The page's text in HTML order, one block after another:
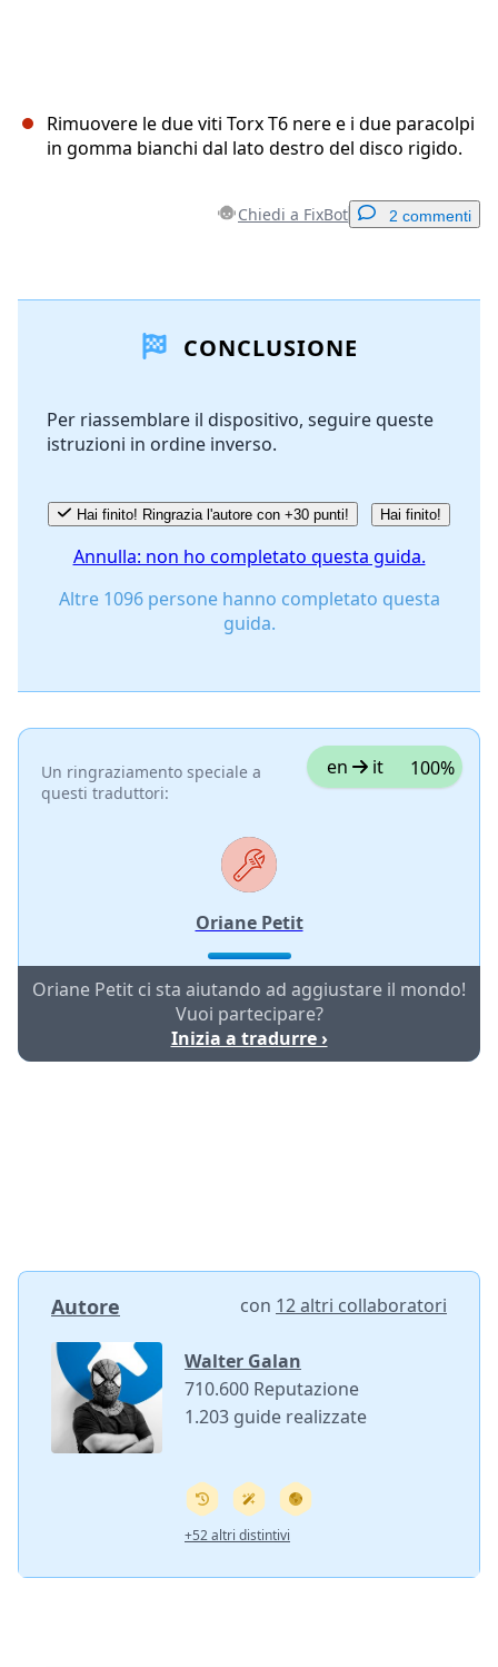
Rimuovere le due viti Torx T6 nere e i due paracolpi
in gomma bianchi dal lato destro del disco rigido.
Chiedi a FixBot 2 commenti
Aggiungi Commento
Annulla
CONCLUSIONE
Per riassemblare il dispositivo, seguire queste
istruzioni in ordine inverso.
Hai finito! Ringrazia l'autore con +30 punti! Hai finito!
Annulla: non ho completato questa guida.
Altre 1096 persone hanno completato questa
guida.
Un ringraziamento speciale a
questi traduttori:
en it 100%
Oriane Petit
Oriane Petit ci sta aiutando ad aggiustare il mondo!
Vuoi partecipare?
Inizia a tradurre ›
Autore con 12 altri collaboratori
Walter Galan
710.600 Reputazione
1.203 guide realizzate
+52 altri distintivi